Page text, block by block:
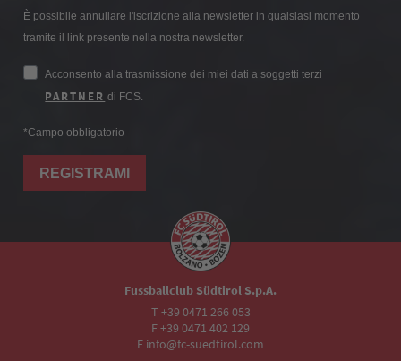
È possibile annullare l'iscrizione alla newsletter in qualsiasi momento
tramite il link presente nella nostra newsletter.
Acconsento alla trasmissione dei miei dati a soggetti terzi
PARTNER di FCS.
*Campo obbligatorio
REGISTRAMI
Fussballclub Südtirol S.p.A.
T +39 0471 266 053
F +39 0471 402 129
E info@fc-suedtirol.com